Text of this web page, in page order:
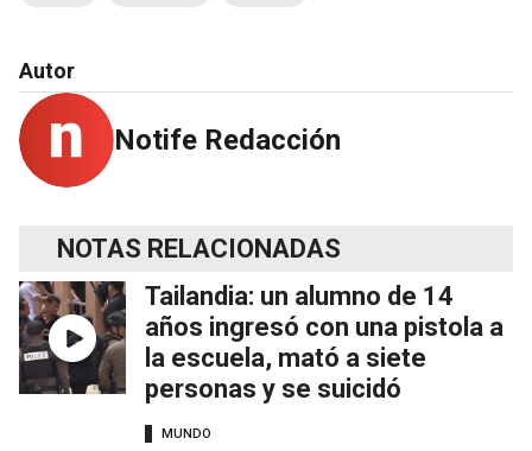
Autor
Notife Redacción
NOTAS RELACIONADAS
Tailandia: un alumno de 14
años ingresó con una pistola a
la escuela, mató a siete
personas y se suicidó
MUNDO